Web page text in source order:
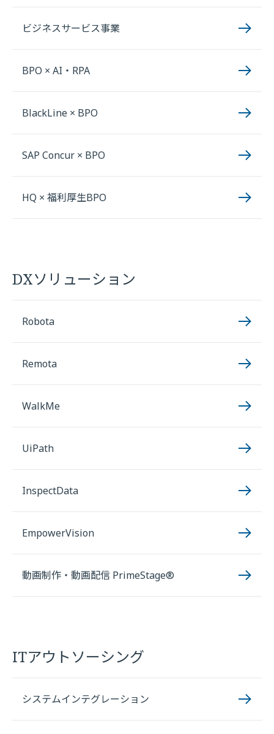
ビジネスサービス事業
BPO × AI・RPA
BlackLine × BPO
SAP Concur × BPO
HQ × 福利厚生BPO
DXソリューション
Robota
Remota
WalkMe
UiPath
InspectData
EmpowerVision
動画制作・動画配信 PrimeStage®
ITアウトソーシング
システムインテグレーション